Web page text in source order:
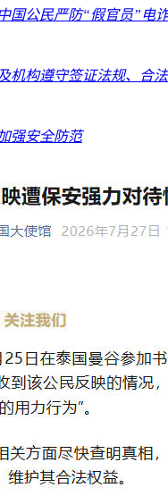
国公民严防“假官员”电
机构遵守签证法规、合
强安全防范